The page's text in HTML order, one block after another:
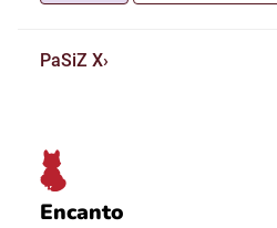
PaSiZ X
Encanto